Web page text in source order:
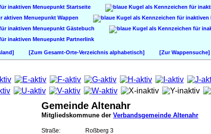
Startseite
Wappen
Gästebuch
Partnerlink
[Zum Gesamt-Orte-Verzeichnis alphabetisch] [Zur Wappensuche]
Gemeinde Altenahr
Mitgliedskommune der Verbandsgemeinde Altenahr
Straße:
Roßberg 3